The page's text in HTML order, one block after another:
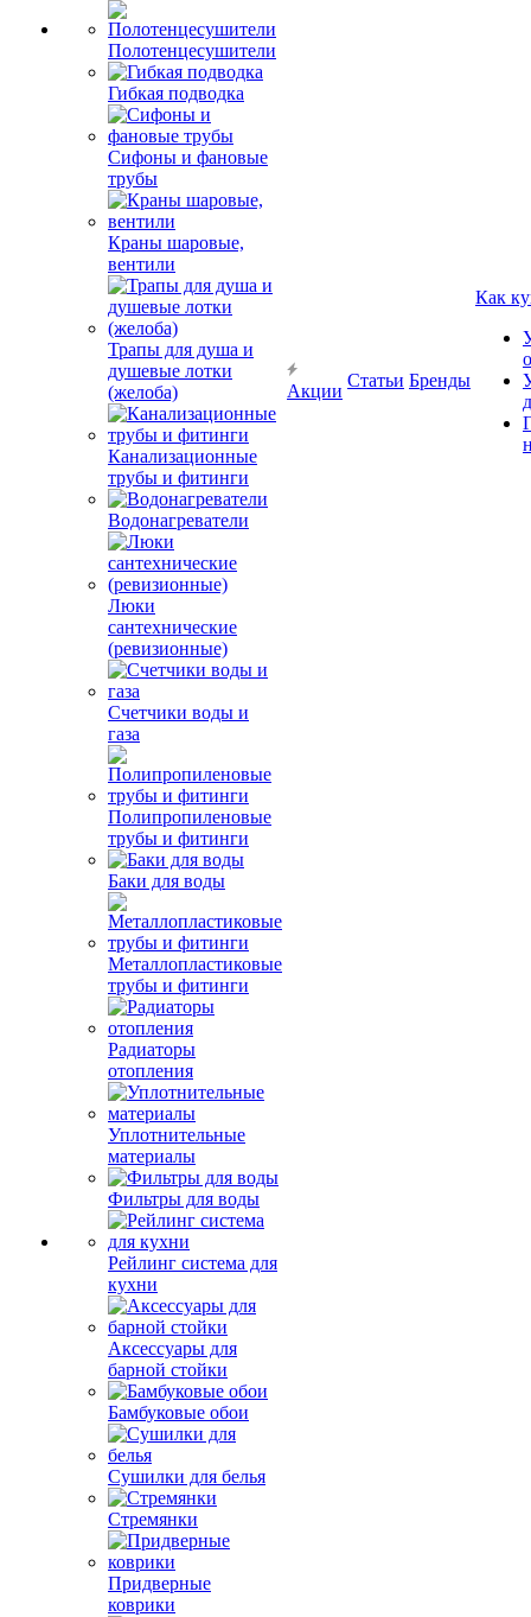
Полотенцесушители
Гибкая подводка
Сифоны и фановые
трубы
Краны шаровые,
вентили
Трапы для душа и
душевые лотки
(желоба)
Канализационные
трубы и фитинги
Водонагреватели
Люки
сантехнические
(ревизионные)
Счетчики воды и
газа
Полипропиленовые
трубы и фитинги
Баки для воды
Металлопластиковые
трубы и фитинги
Радиаторы
отопления
Уплотнительные
материалы
Фильтры для воды
Рейлинг система для
кухни
Аксессуары для
барной стойки
Бамбуковые обои
Сушилки для белья
Стремянки
Придверные
коврики
Акции
Статьи Бренды
Как